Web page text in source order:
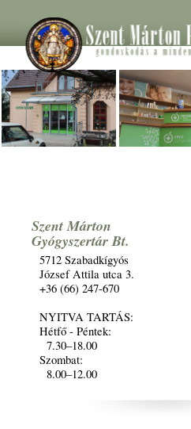
Szent Márton
Gyógyszertár Bt.
5712 Szabadkígyós
József Attila utca 3.
+36 (66) 247-670
NYITVA TARTÁS:
Hétfő - Péntek:
7.30–18.00
Szombat:
8.00–12.00